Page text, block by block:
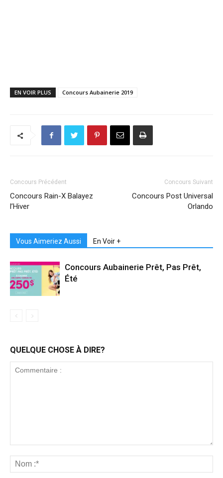
EN VOIR PLUS Concours Aubainerie 2019
Concours Précédent
Concours Rain-X Balayez
l’Hiver
Concours Suivant
Concours Post Universal
Orlando
Vous Aimeriez Aussi En Voir +
Concours Aubainerie Prêt, Pas Prêt,
Été
QUELQUE CHOSE À DIRE?